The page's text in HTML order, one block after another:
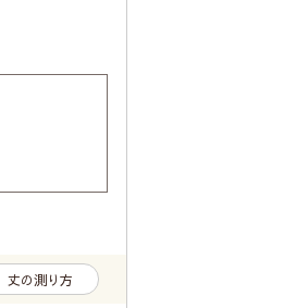
丈の測り方